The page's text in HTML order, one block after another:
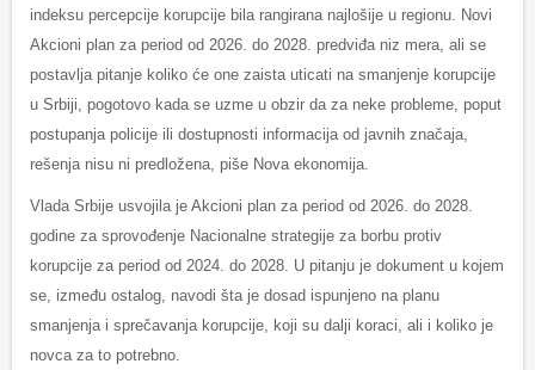
indeksu percepcije korupcije bila rangirana najlošije u regionu. Novi
Akcioni plan za period od 2026. do 2028. predviđa niz mera, ali se
postavlja pitanje koliko će one zaista uticati na smanjenje korupcije
u Srbiji, pogotovo kada se uzme u obzir da za neke probleme, poput
postupanja policije ili dostupnosti informacija od javnih značaja,
rešenja nisu ni predložena, piše Nova ekonomija.
Vlada Srbije usvojila je Akcioni plan za period od 2026. do 2028.
godine za sprovođenje Nacionalne strategije za borbu protiv
korupcije za period od 2024. do 2028. U pitanju je dokument u kojem
se, između ostalog, navodi šta je dosad ispunjeno na planu
smanjenja i sprečavanja korupcije, koji su dalji koraci, ali i koliko je
novca za to potrebno.